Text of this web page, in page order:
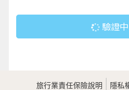
驗證中
旅行業責任保險說明 隱私